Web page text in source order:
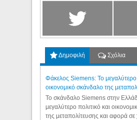
Δημοφιλή Σχόλια
Φάκελος Siemens: Το μεγαλύτερο
οικονομικό σκάνδαλο της
Το σκάνδαλο Siemens στην
μεγαλύτερο πολιτικό και
της μεταπολίτευσης και αφορά σε